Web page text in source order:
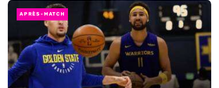
APRÈS-MATCH